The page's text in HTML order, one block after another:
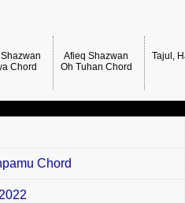
Chord
Afieq Shazwan
Oh Tuhan Chord
Tajul,
Chord